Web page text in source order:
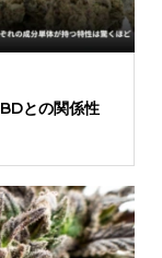
との関係性